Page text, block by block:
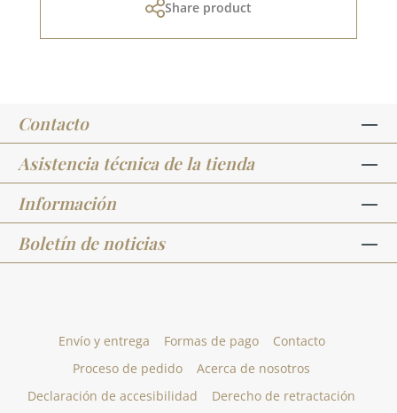
Share product
Contacto
Asistencia técnica de la tienda
Información
Boletín de noticias
Envío y entrega Formas de pago
Contacto
Proceso de pedido
Acerca de nosotros
Declaración de accesibilidad
Derecho de retractación